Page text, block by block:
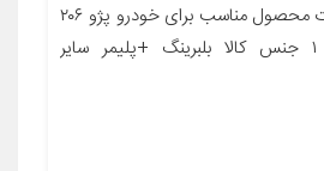
معرفی محصول جزئیات محصول مناسب برای خودرو پژو ۲۰۶
تعداد در بسته‌بندی ۱ جنس کالا بلبرینگ +پلیمر سایر